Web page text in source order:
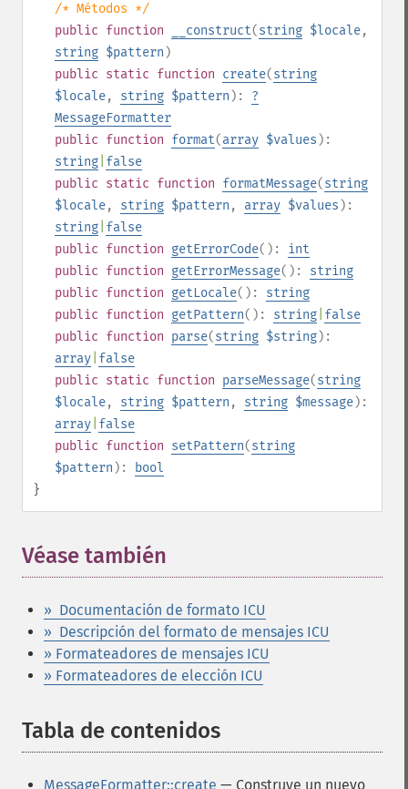
/* Métodos */
public function __construct(string $locale,
string $pattern )
public static function create(string
$locale, string $pattern ): ?
MessageFormatter
public function format(array $values ):
string false
public static function formatMessage(string
$locale, string $pattern , array $values ):
string false
public function getErrorCode(): int
public function getErrorMessage(): string
public function getLocale(): string
public function getPattern(): string false
public function parse(string $string):
array false
public static function parseMessage(string
$locale, string $pattern , string $message):
array false
public function setPattern(string
$pattern ):
bool
}
Véase también
» Documentación de formato ICU
» Descripción del formato de mensajes ICU
» Formateadores de mensajes ICU
» Formateadores de elección ICU
Tabla de contenidos
MessageFormatter::create — Construye un nuevo